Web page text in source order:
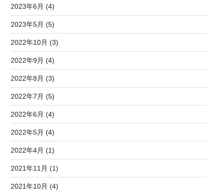
2023年6月 (4)
2023年5月 (5)
2022年10月 (3)
2022年9月 (4)
2022年8月 (3)
2022年7月 (5)
2022年6月 (4)
2022年5月 (4)
2022年4月 (1)
2021年11月 (1)
2021年10月 (4)